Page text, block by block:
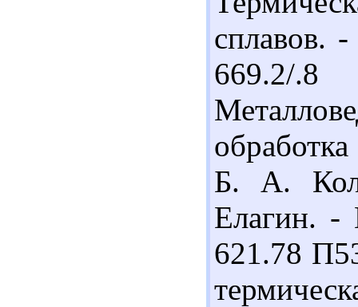
сплавов.
669.2/
Б. А.
Елагин.
621.78